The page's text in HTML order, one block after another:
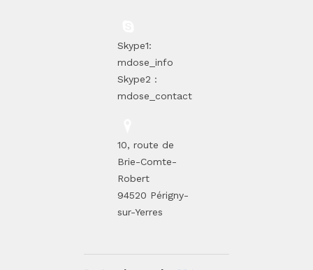
Skype1:
mdose_info
Skype2 :
mdose_contact
10, route de
Brie-Comte-
Robert
94520 Périgny-
sur-Yerres